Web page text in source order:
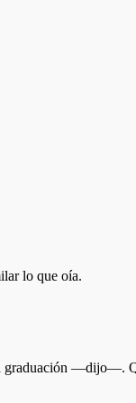
lo que oía.
—dijo—.